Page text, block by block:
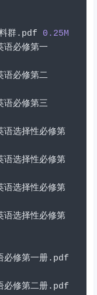
群. pdf 0.25M
语必修第一
语必修第二
语必修第三
语选择性必修第
语选择性必修第
语选择性必修第
语选择性必修第
必修第一册. pdf
必修第二册. pdf